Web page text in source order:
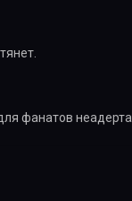
фанатов